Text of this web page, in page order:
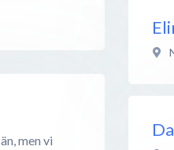
men vi